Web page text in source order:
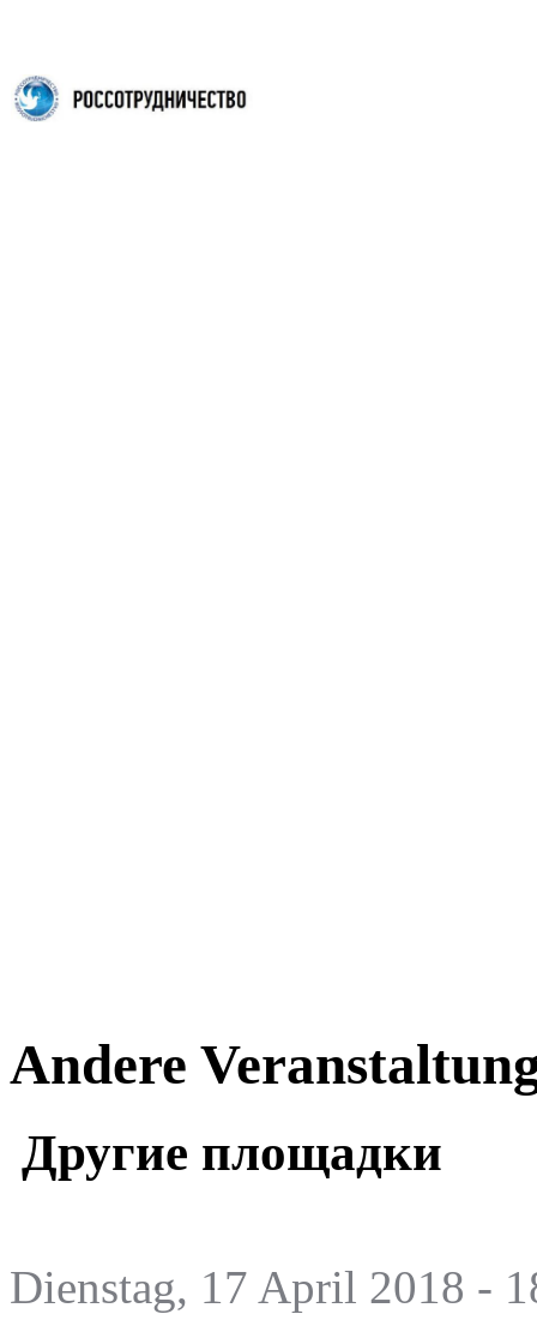
Andere
Другие площадки
Dienstag, 17 April 2018 -